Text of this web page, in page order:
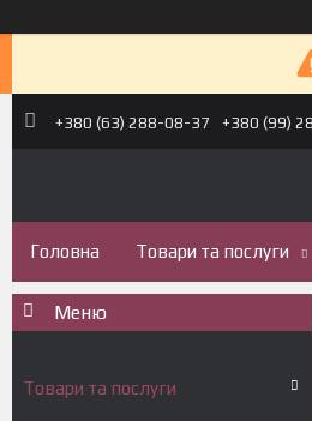
+380 (63) 288-08-37 +380 (99)
Головна Товари та послуги
Товари та послуги